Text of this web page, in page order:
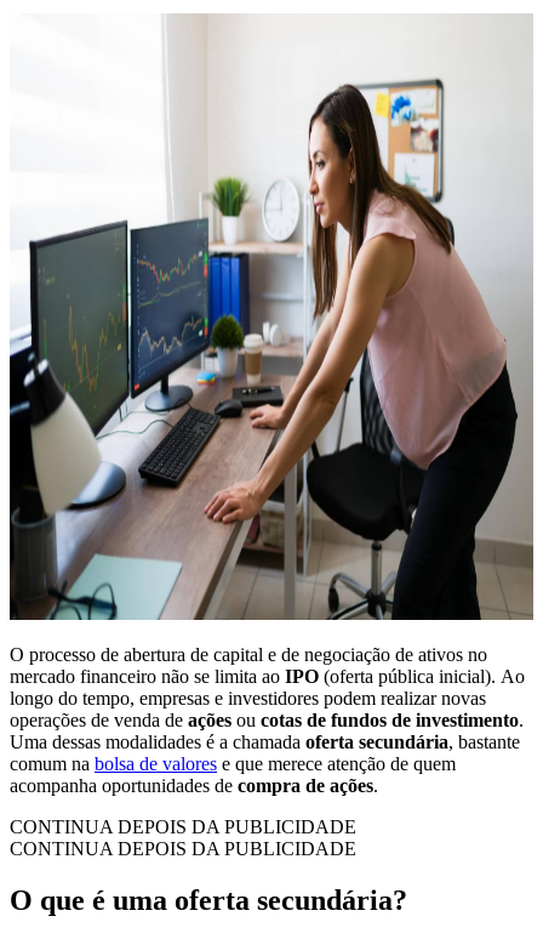
O processo de abertura de capital e de negociação de ativos no
mercado financeiro não se limita ao IPO (oferta pública inicial). Ao
longo do tempo, empresas e investidores podem realizar novas
operações de venda de ações ou cotas de fundos de investimento.
Uma dessas modalidades é a chamada oferta secundária, bastante
comum na bolsa de valores e que merece atenção de quem
acompanha oportunidades de compra de ações.
CONTINUA DEPOIS DA PUBLICIDADE
CONTINUA DEPOIS DA PUBLICIDADE
O que é uma oferta secundária?